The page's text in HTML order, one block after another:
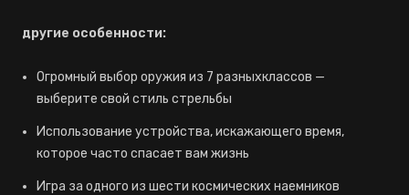
другие особенности:
Огромный выбор оружия из 7 разныхклассов —
выберите свой стиль стрельбы
Использование устройства, искажающего время,
которое часто спасает вам жизнь
Игра за одного из шести космических наемников